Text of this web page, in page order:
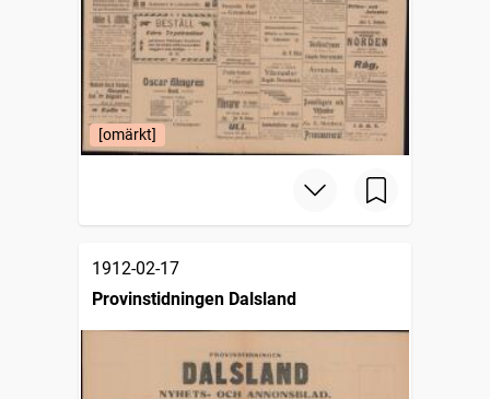
[omärkt]
1912-02-17
Provinstidningen Dalsland